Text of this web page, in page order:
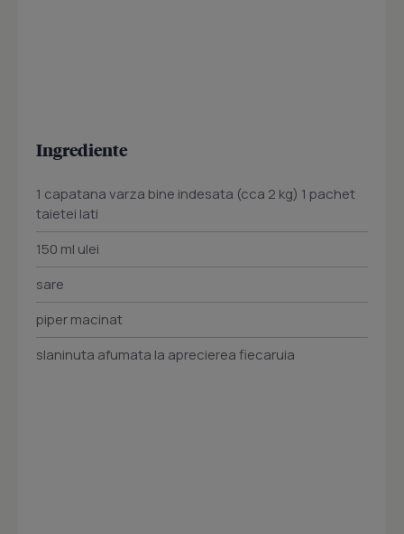
Ingrediente
1 capatana varza bine indesata (cca 2 kg) 1 pachet
taietei lati
150 ml ulei
sare
piper macinat
slaninuta afumata la aprecierea fiecaruia